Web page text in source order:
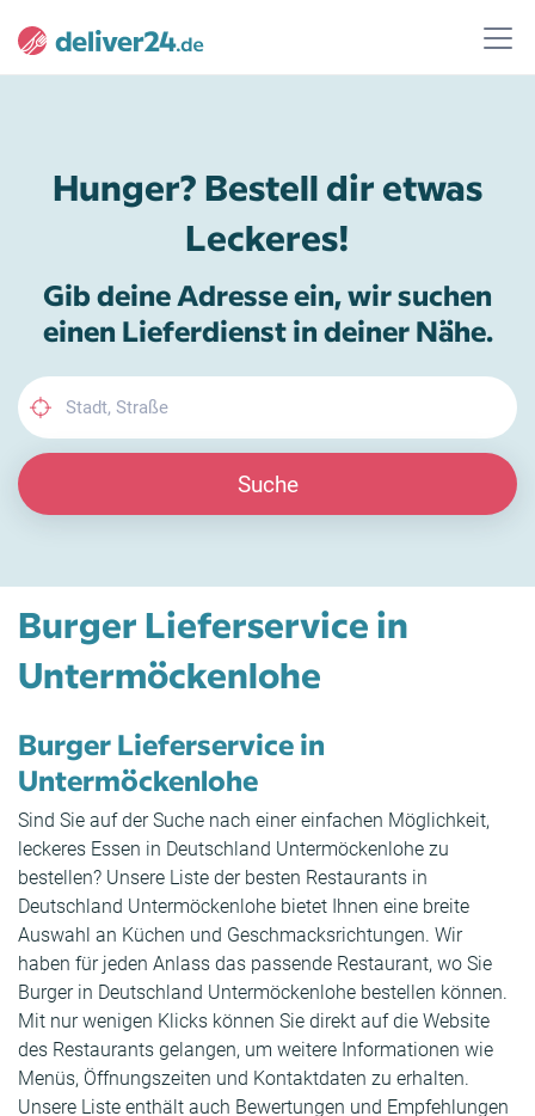
Hunger? Bestell dir etwas
Leckeres!
Gib deine Adresse ein, wir suchen
einen Lieferdienst in deiner Nähe.
Suche
Burger Lieferservice in
Untermöckenlohe
Burger Lieferservice in
Untermöckenlohe
Sind Sie auf der Suche nach einer einfachen Möglichkeit,
leckeres Essen in Deutschland Untermöckenlohe zu
bestellen? Unsere Liste der besten Restaurants in
Deutschland Untermöckenlohe bietet Ihnen eine breite
Auswahl an Küchen und Geschmacksrichtungen. Wir
haben für jeden Anlass das passende Restaurant, wo Sie
Burger in Deutschland Untermöckenlohe bestellen können.
Mit nur wenigen Klicks können Sie direkt auf die Website
des Restaurants gelangen, um weitere Informationen wie
Menüs, Öffnungszeiten und Kontaktdaten zu erhalten.
Unsere Liste enthält auch Bewertungen und Empfehlungen